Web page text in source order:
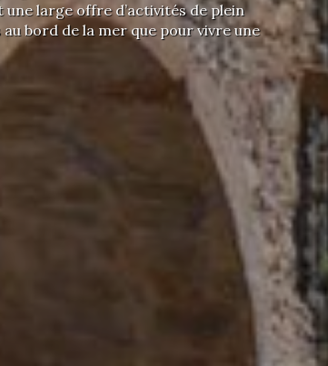
large offre d’activités de plein
au bord de la mer que pour vivre une